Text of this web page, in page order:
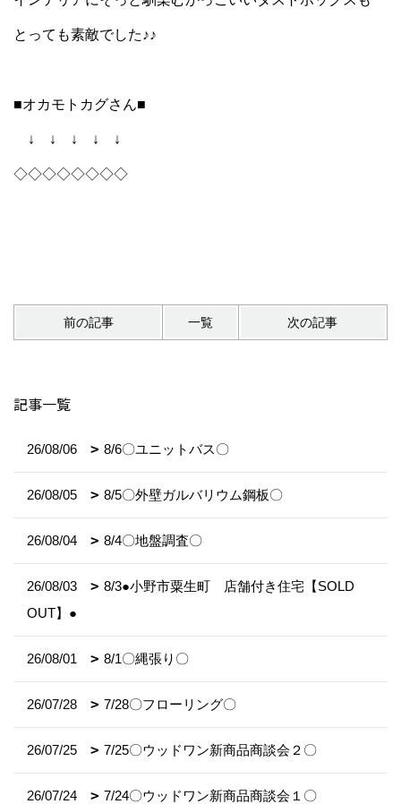
とっても素敵でした♪♪
■オカモトカグさん■
↓ ↓ ↓ ↓ ↓
◇◇◇◇◇◇◇◇
前の記事 一覧 次の記事
記事一覧
26/08/06 8/6〇ユニットバス〇
26/08/05 8/5〇外壁ガルバリウム鋼板〇
26/08/04 8/4〇地盤調査〇
26/08/03
8/3●小野市粟生町 店舗付き住宅【SOLD
OUT】●
26/08/01 8/1〇縄張り〇
26/07/28 7/28〇フローリング〇
26/07/25 7/25〇ウッドワン新商品商談会２〇
26/07/24 7/24〇ウッドワン新商品商談会１〇